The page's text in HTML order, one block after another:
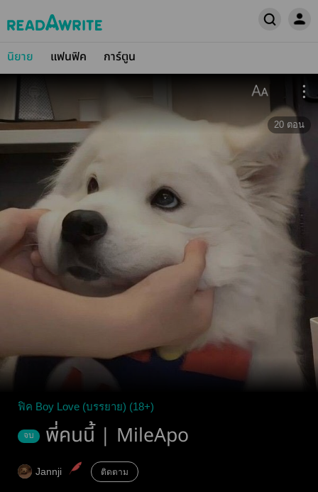
นิยาย แฟนฟิค การ์ตูน
20 ตอน
ฟิค Boy Love (บรรยาย) (18+)
จบ พี่คนนี้ | MileApo
Jannji ติดตาม